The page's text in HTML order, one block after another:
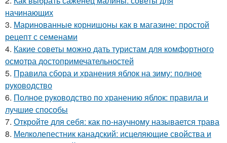
начинающих
3. Маринованные корнишоны как в магазине: простой
рецепт с семенами
4. Какие советы можно дать туристам для комфортного
осмотра достопримечательностей
5. Правила сбора и хранения яблок на зиму: полное
руководство
6. Полное руководство по хранению яблок: правила и
лучшие способы
7. Откройте для себя: как по-научному называется трава
8. Мелколепестник канадский: исцеляющие свойства и